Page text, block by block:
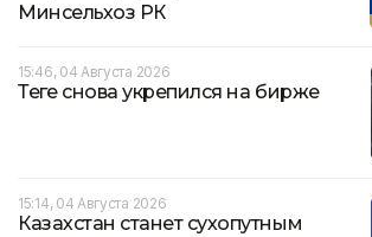
Минсельхоз РК
15:46, 04 Августа 2026
Теңге снова укрепился на бирже
15:14, 04 Августа 2026
Казахстан станет сухопутным